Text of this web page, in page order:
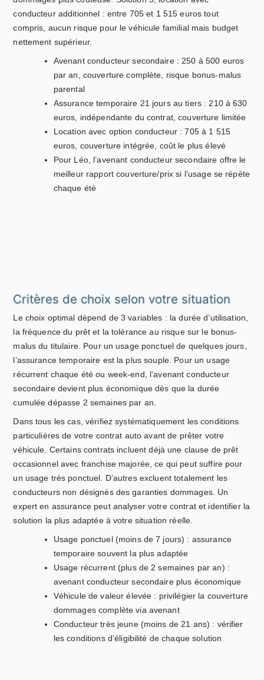
conducteur additionnel : entre 705 et 1 515 euros tout
compris, aucun risque pour le véhicule familial mais budget
nettement supérieur.
Avenant conducteur secondaire : 250 à 500 euros
par an, couverture complète, risque bonus-malus
parental
Assurance temporaire 21 jours au tiers : 210 à 630
euros, indépendante du contrat, couverture limitée
Location avec option conducteur : 705 à 1 515
euros, couverture intégrée, coût le plus élevé
Pour Léo, l’avenant conducteur secondaire offre le
meilleur rapport couverture/prix si l’usage se répète
chaque été
Critères de choix selon votre situation
Le choix optimal dépend de 3 variables : la durée d’utilisation,
la fréquence du prêt et la tolérance au risque sur le bonus-
malus du titulaire. Pour un usage ponctuel de quelques jours,
l’assurance temporaire est la plus souple. Pour un usage
récurrent chaque été ou week-end, l’avenant conducteur
secondaire devient plus économique dès que la durée
cumulée dépasse 2 semaines par an.
Dans tous les cas, vérifiez systématiquement les conditions
particulières de votre contrat auto avant de prêter votre
véhicule. Certains contrats incluent déjà une clause de prêt
occasionnel avec franchise majorée, ce qui peut suffire pour
un usage très ponctuel. D’autres excluent totalement les
conducteurs non désignés des garanties dommages. Un
expert en assurance peut analyser votre contrat et identifier la
solution la plus adaptée à votre situation réelle.
Usage ponctuel (moins de 7 jours) : assurance
temporaire souvent la plus adaptée
Usage récurrent (plus de 2 semaines par an) :
avenant conducteur secondaire plus économique
Véhicule de valeur élevée : privilégier la couverture
dommages complète via avenant
Conducteur très jeune (moins de 21 ans) : vérifier
les conditions d’éligibilité de chaque solution